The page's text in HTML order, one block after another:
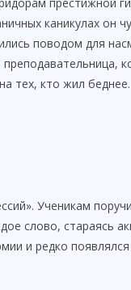
i
d
каникулах он
поводом для
тех, кто жил беднее.
Ученикам
слово, стараясь
и редко